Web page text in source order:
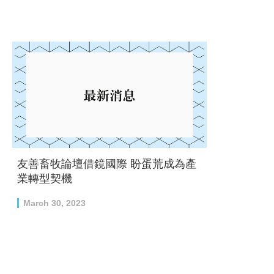
友善畜牧論壇借鏡國際 盼蛋荒成為產
業轉型契機
March 30, 2023